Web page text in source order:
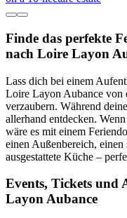
Finde das perfekte
nach Loire Layon
Lass dich bei einem
Loire Layon Aubance von
verzaubern. Während
allerhand entdecken.
wäre es mit einem
einen Außenbereich, einen
ausgestattete Küche –
Events, Tickets
Layon Aubance